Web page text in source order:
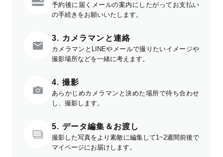
予約後に届くメールの案内にしたがってお支払い
の手続きをお願いいたします。
3. カメラマンと連絡
カメラマンとLINEやメールで撮りたいイメージや
撮影場所などを一緒に考えます。
4. 撮影
あらかじめカメラマンと決めた場所で待ち合わせ
し、撮影します。
5. データ編集＆お渡し
撮影した写真をより素敵に編集して1~2週間前後で
マイページにお届けします。